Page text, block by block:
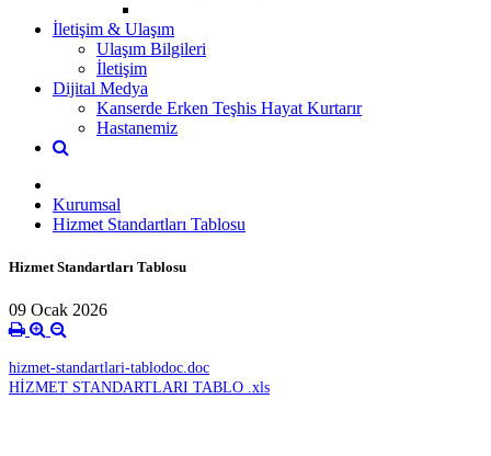
İletişim & Ulaşım
Ulaşım Bilgileri
İletişim
Dijital Medya
Kanserde Erken Teşhis Hayat Kurtarır
Hastanemiz
Kurumsal
Hizmet Standartları Tablosu
Hizmet Standartları Tablosu
09 Ocak 2026
hizmet-standartlari-tablodoc.doc
HİZMET STANDARTLARI TABLO .xls